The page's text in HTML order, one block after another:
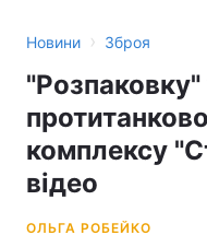
Новини › Зброя
"Розпаковку"
комплексу
відео
ОЛЬГА РОБЕЙКО